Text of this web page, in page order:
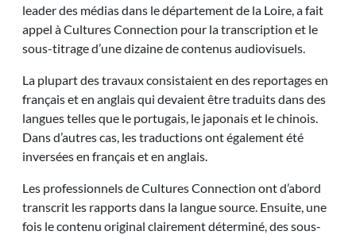
leader des médias dans le département de la Loire, a fait
appel à Cultures Connection pour la transcription et le
sous-titrage d’une dizaine de contenus audiovisuels.
La plupart des travaux consistaient en des reportages en
français et en anglais qui devaient être traduits dans des
langues telles que le portugais, le japonais et le chinois.
Dans d’autres cas, les traductions ont également été
inversées en français et en anglais.
Les professionnels de Cultures Connection ont d’abord
transcrit les rapports dans la langue source. Ensuite, une
fois le contenu original clairement déterminé, des sous-